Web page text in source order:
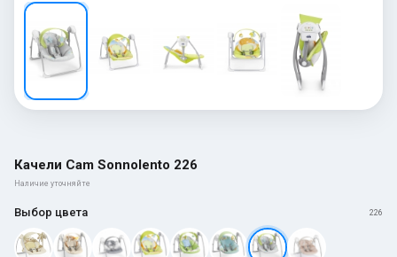
Качели Cam Sonnolento 226
Наличие уточняйте
Выбор цвета 226